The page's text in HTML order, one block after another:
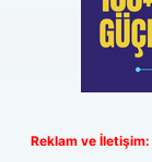
Reklam ve İletişim: